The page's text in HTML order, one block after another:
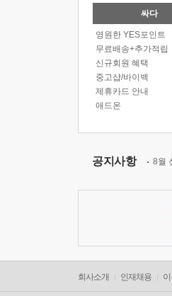
싸다
영원한 YES포인트
무료배송+추가적립
신규회원 혜택
중고샵/바이백
제휴카드 안내
애드온
공지사항 8월
회사소개 인재채용